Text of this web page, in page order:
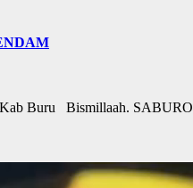
Buru Bismillaah.